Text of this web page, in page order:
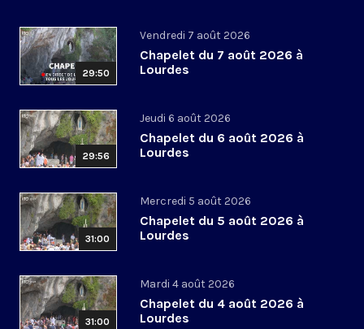
29:50
Vendredi 7 août 2026
Chapelet du 7 août 2026 à
Lourdes
29:56
Jeudi 6 août 2026
Chapelet du 6 août 2026 à
Lourdes
31:00
Mercredi 5 août 2026
Chapelet du 5 août 2026 à
Lourdes
31:00
Mardi 4 août 2026
Chapelet du 4 août 2026 à
Lourdes